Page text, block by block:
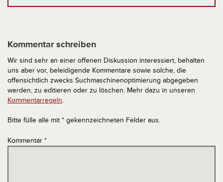
Kommentar schreiben
Wir sind sehr an einer offenen Diskussion interessiert, behalten
uns aber vor, beleidigende Kommentare sowie solche, die
offensichtlich zwecks Suchmaschinenoptimierung abgegeben
werden, zu editieren oder zu löschen. Mehr dazu in unseren
Kommentarregeln.
Bitte fülle alle mit * gekennzeichneten Felder aus.
Kommentar *